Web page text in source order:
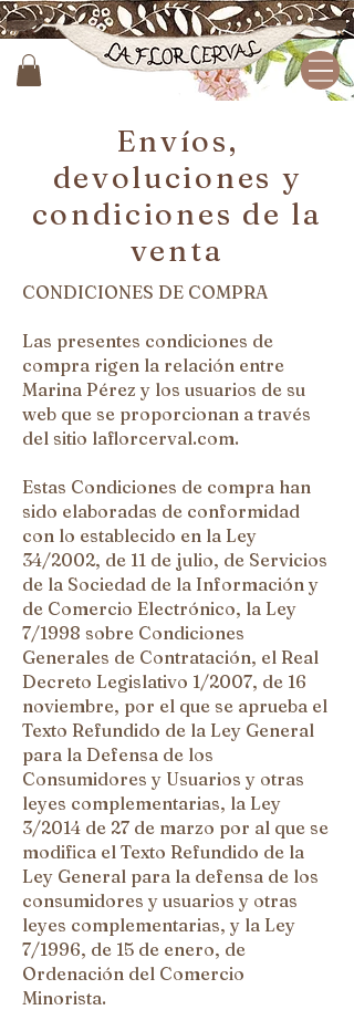
Envíos,
devoluciones y
condiciones de la
venta
CONDICIONES DE COMPRA
Las presentes condiciones de
compra rigen la relación entre
Marina Pérez y los usuarios de su
web que se proporcionan a través
del sitio laflorcerval.com.
Estas Condiciones de compra han
sido elaboradas de conformidad
con lo establecido en la Ley
34/2002, de 11 de julio, de Servicios
de la Sociedad de la Información y
de Comercio Electrónico, la Ley
7/1998 sobre Condiciones
Generales de Contratación, el Real
Decreto Legislativo 1/2007, de 16
noviembre, por el que se aprueba el
Texto Refundido de la Ley General
para la Defensa de los
Consumidores y Usuarios y otras
leyes complementarias, la Ley
3/2014 de 27 de marzo por al que se
modifica el Texto Refundido de la
Ley General para la defensa de los
consumidores y usuarios y otras
leyes complementarias, y la Ley
7/1996, de 15 de enero, de
Ordenación del Comercio
Minorista.